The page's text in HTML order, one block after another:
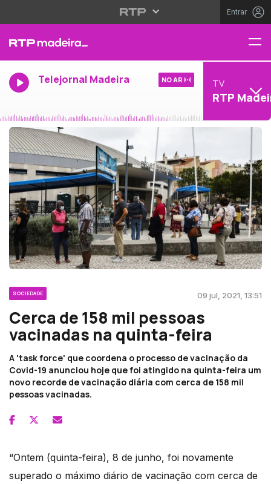
Entrar
Telejornal Madeira NO AR TV
RTP
SOCIEDADE 09 jul, 2021, 13:51
Cerca de 158 mil pessoas
vacinadas na quinta-feira
A 'task force' que coordena o processo de vacinação da
Covid-19 anunciou hoje que foi atingido na quinta-feira um
novo recorde de vacinação diária com cerca de 158 mil
pessoas vacinadas.
“Ontem (quinta-feira), 8 de junho, foi novamente
superado o máximo diário de vacinação com cerca de